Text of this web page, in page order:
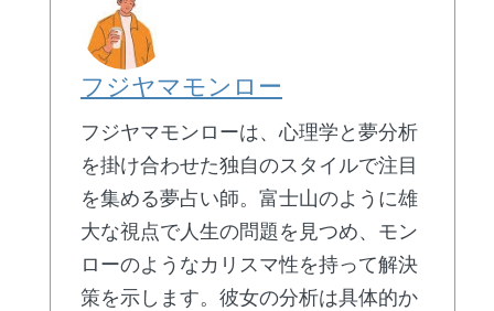
フジヤマモンロー
フジヤマモンローは、心理学と夢分析
を掛け合わせた独自のスタイルで注目
を集める夢占い師。富士山のように雄
大な視点で人生の問題を見つめ、モン
ローのようなカリスマ性を持って解決
策を示します。彼女の分析は具体的か